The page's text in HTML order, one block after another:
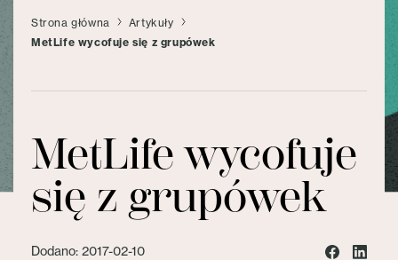
Strona główna
Artykuły
MetLife wycofuje się z grupówek
MetLife wycofuje
się z grupówek
Dodano: 2017-02-10